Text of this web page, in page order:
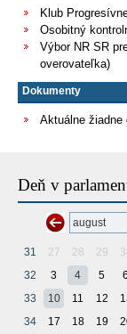
Klub
Osobitný
Výbor NR SR
overovateľka)
Dokumenty
Aktuálne žiadne
Deň v
31 27 28 29
32
3 4 5 6
33
10 11 12
34
17 18 19